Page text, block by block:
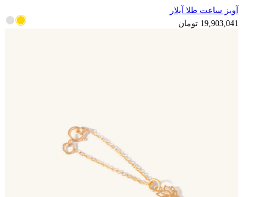
4,975,760 تومانآویز ساعت طلا آیلار
19,903,041 تومان